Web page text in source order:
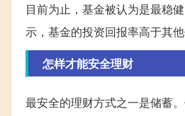
目前为止，基金被认为是最稳
示，基金的投资回报率高于其
怎样才能安全理财
最安全的理财方式之一是储蓄